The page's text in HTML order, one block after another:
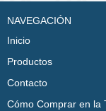
NAVEGACIÓN
Inicio
Productos
Contacto
Cómo Comprar en la